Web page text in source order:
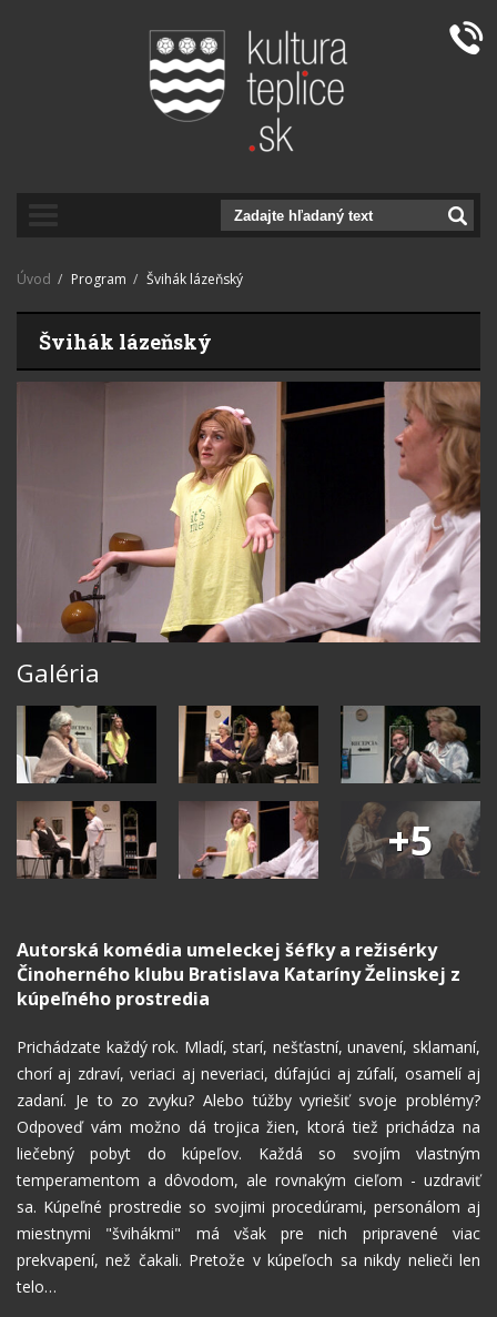
Úvod Program Švihák lázeňský
Švihák lázeňský
Galéria
+5
Autorská komédia umeleckej šéfky a režisérky
Činoherného klubu Bratislava Kataríny Želinskej z
kúpeľného prostredia
Prichádzate každý rok. Mladí, starí, nešťastní, unavení, sklamaní,
chorí aj zdraví, veriaci aj neveriaci, dúfajúci aj zúfalí, osamelí aj
zadaní. Je to zo zvyku? Alebo túžby vyriešiť svoje problémy?
Odpoveď vám možno dá trojica žien, ktorá tiež prichádza na
liečebný pobyt do kúpeľov. Každá so svojím vlastným
temperamentom a dôvodom, ale rovnakým cieľom - uzdraviť
sa. Kúpeľné prostredie so svojimi procedúrami, personálom aj
miestnymi "švihákmi" má však pre nich pripravené viac
prekvapení, než čakali. Pretože v kúpeľoch sa nikdy nelieči len
telo…